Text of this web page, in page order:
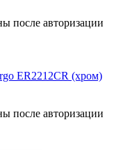
после авторизации
ER2212CR (хром)
после авторизации